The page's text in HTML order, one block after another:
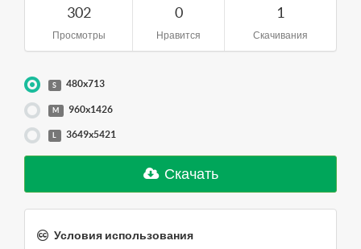
302
Просмотры
0
Нравится
1
Скачивания
S 480x713
M 960x1426
L 3649x5421
Скачать
Условия использования